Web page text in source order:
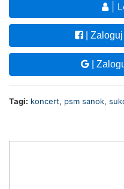
|
|
|
Tagi: koncert, psm sanok,